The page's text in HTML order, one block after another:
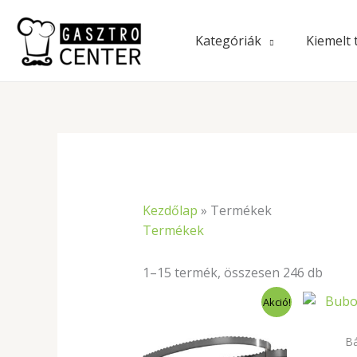
content
Kategóriák Kiemelt
Kezdőlap » Termékek
Termékek
1–15 termék, összesen 246 db
Akció!
Ártartomány:
6
-